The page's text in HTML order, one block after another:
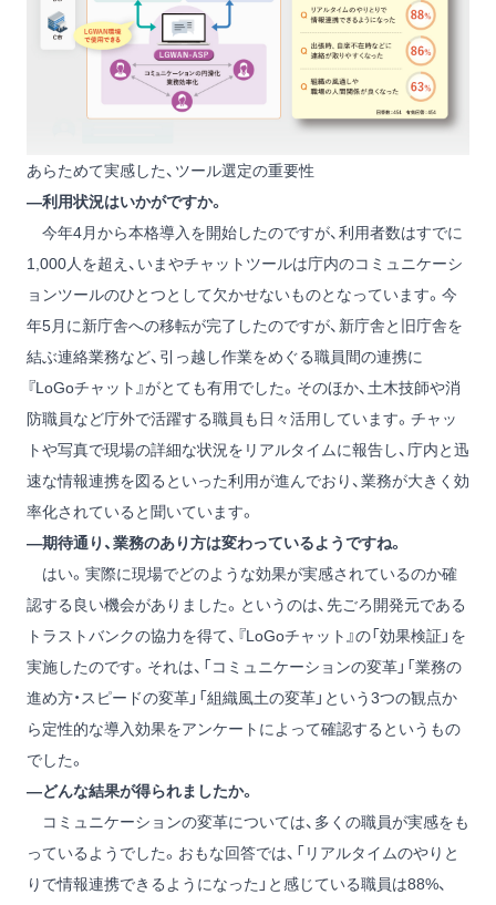
あらためて実感した、ツール選定の重要性
―利用状況はいかがですか。
今年4月から本格導入を開始したのですが、利用者数はすでに
1,000人を超え、いまやチャットツールは庁内のコミュニケーシ
ョンツールのひとつとして欠かせないものとなっています。今
年5月に新庁舎への移転が完了したのですが、新庁舎と旧庁舎を
結ぶ連絡業務など、引っ越し作業をめぐる職員間の連携に
『LoGoチャット』がとても有用でした。そのほか、土木技師や消
防職員など庁外で活躍する職員も日々活用しています。チャッ
トや写真で現場の詳細な状況をリアルタイムに報告し、庁内と迅
速な情報連携を図るといった利用が進んでおり、業務が大きく効
率化されていると聞いています。
―期待通り、業務のあり方は変わっているようですね。
はい。実際に現場でどのような効果が実感されているのか確
認する良い機会がありました。というのは、先ごろ開発元である
トラストバンクの協力を得て、『LoGoチャット』の「効果検証」を
実施したのです。それは、「コミュニケーションの変革」「業務の
進め方・スピードの変革」「組織風土の変革」という3つの観点か
ら定性的な導入効果をアンケートによって確認するというもの
でした。
―どんな結果が得られましたか。
コミュニケーションの変革については、多くの職員が実感をも
っているようでした。おもな回答では、「リアルタイムのやりと
りで情報連携できるようになった」と感じている職員は88%、